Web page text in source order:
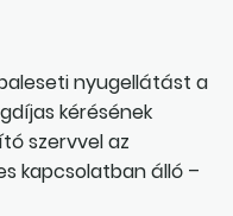
nyugellátást a
kérésének
szervvel az
kapcsolatban álló –